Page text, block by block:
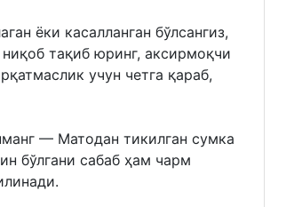
ёки касалланган бўлсангиз,
тақиб юринг, аксирмоқчи
учун четга қараб,
— Матодан тикилган сумка
бўлгани сабаб ҳам чарм